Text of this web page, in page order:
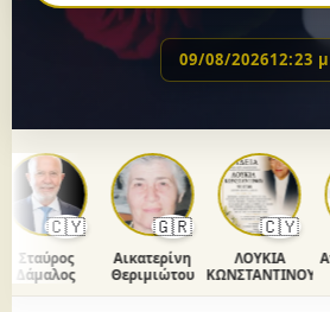
09/08/202612:23
🇨🇾
Σταύρος
Δάμαλος
🇬🇷
Αικατερίνη
Θεριμιώτου
🇨🇾
ΛΟΥΚΙΑ
ΚΩΝΣΤΑΝΤΙΝΟΥ